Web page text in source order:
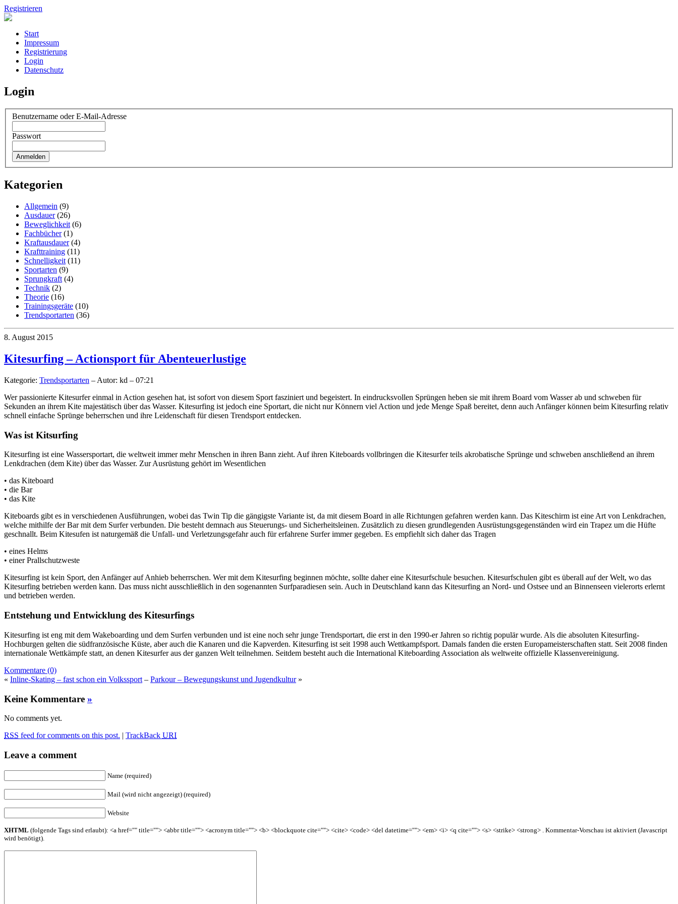
Registrieren
Start
Impressum
Registrierung
Login
Datenschutz
Login
Benutzername oder E-Mail-Adresse
Passwort
Kategorien
Allgemein (9)
Ausdauer(26)
Beweglichkeit (6)
Fachbücher(1)
Kraftausdauer(4)
Krafttraining (11)
Schnelligkeit (11)
Sportarten (9)
Sprungkraft (4)
Technik (2)
Theorie (16)
Trainingsgeräte (10)
Trendsportarten (36)
8. August 2015
Kitesurfing – Actionsport für Abenteuerlustige
Kategorie: Trendsportarten – Autor: kd – 07:21
Wer passionierte Kitesurfer einmal in Action gesehen hat, ist sofort von diesem Sport fasziniert und begeistert. In eindrucksvollen Sprüngen heben sie mit ihrem Board vom Wasser ab und schweben für
Sekunden an ihrem Kite majestätisch über das Wasser. Kitesurfing ist jedoch eine Sportart, die nicht nur Könnern viel Action und jede Menge Spaß bereitet, denn auch Anfänger können beim Kitesurfing relativ
schnell einfache Sprünge beherrschen und ihre Leidenschaft für diesen Trendsport entdecken.
Was ist Kitsurfing
Kitesurfing ist eine Wassersportart, die weltweit immer mehr Menschen in ihren Bann zieht. Auf ihren Kiteboards vollbringen die Kitesurfer teils akrobatische Sprünge und schweben anschließend an ihrem
Lenkdrachen (dem Kite) über das Wasser. Zur Ausrüstung gehört im Wesentlichen
• das Kiteboard
• die Bar
• das Kite
Kiteboards gibt es in verschiedenen Ausführungen, wobei das Twin Tip die gängigste Variante ist, da mit diesem Board in alle Richtungen gefahren werden kann. Das Kiteschirm ist eine Art von Lenkdrachen,
welche mithilfe der Bar mit dem Surfer verbunden. Die besteht demnach aus Steuerungs- und Sicherheitsleinen. Zusätzlich zu diesen grundlegenden Ausrüstungsgegenständen wird ein Trapez um die Hüfte
geschnallt. Beim Kitesufen ist naturgemäß die Unfall- und Verletzungsgefahr auch für erfahrene Surfer immer gegeben. Es empfiehlt sich daher das Tragen
• eines Helms
• einer Prallschutzweste
Kitesurfing ist kein Sport, den Anfänger auf Anhieb beherrschen. Wer mit dem Kitesurfing beginnen möchte, sollte daher eine Kitesurfschule besuchen. Kitesurfschulen gibt es überall auf der Welt, wo das
Kitesurfing betrieben werden kann. Das muss nicht ausschließlich in den sogenannten Surfparadiesen sein. Auch in Deutschland kann das Kitesurfing an Nord- und Ostsee und an Binnenseen vielerorts erlernt
und betrieben werden.
Entstehung und Entwicklung des Kitesurfings
Kitesurfing ist eng mit dem Wakeboarding und dem Surfen verbunden und ist eine noch sehr junge Trendsportart, die erst in den 1990-er Jahren so richtig populär wurde. Als die absoluten Kitesurfing-
Hochburgen gelten die südfranzösische Küste, aber auch die Kanaren und die Kapverden. Kitesurfing ist seit 1998 auch Wettkampfsport. Damals fanden die ersten Europameisterschaften statt. Seit 2008 finden
internationale Wettkämpfe statt, an denen Kitesurfer aus der ganzen Welt teilnehmen. Seitdem besteht auch die International Kiteboarding Association als weltweite offizielle Klassenvereinigung.
Kommentare (0)
« Inline-Skating – fast schon ein Volkssport – Parkour – Bewegungskunst und Jugendkultur»
Keine Kommentare »
No comments yet.
RSS feed for comments on this post. | TrackBack URI
Leave a comment
Name (required)
Mail (wird nicht angezeigt) (required)
Website
XHTML (folgende Tags sind erlaubt): <a href="" title=""> <abbr title=""> <acronym title=""> <b> <blockquote cite=""> <cite> <code> <del datetime=""> <em> <i> <q cite=""> <s> <strike> <strong> . Kommentar-Vorschau ist aktiviert (Javascript
wird benötigt).